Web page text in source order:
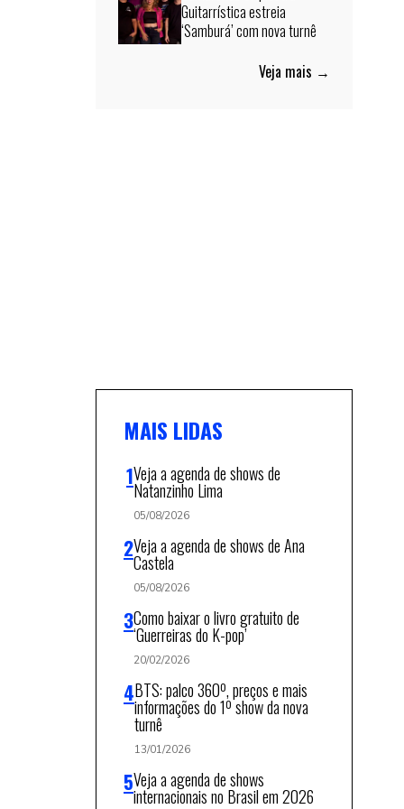
Guitarrística estreia
‘Samburá’ com nova turnê
Veja mais →
MAIS LIDAS
Veja a agenda de shows de
Natanzinho Lima
05/08/2026
Veja a agenda de shows de Ana
Castela
05/08/2026
Como baixar o livro gratuito de
‘Guerreiras do K-pop’
20/02/2026
BTS: palco 360º, preços e mais
informações do 1º show da nova
turnê
13/01/2026
Veja a agenda de shows
internacionais no Brasil em 2026